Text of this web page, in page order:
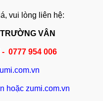
vui lòng liên hệ:
VÂN
- 0777 954 006
hoặc zumi.com.vn